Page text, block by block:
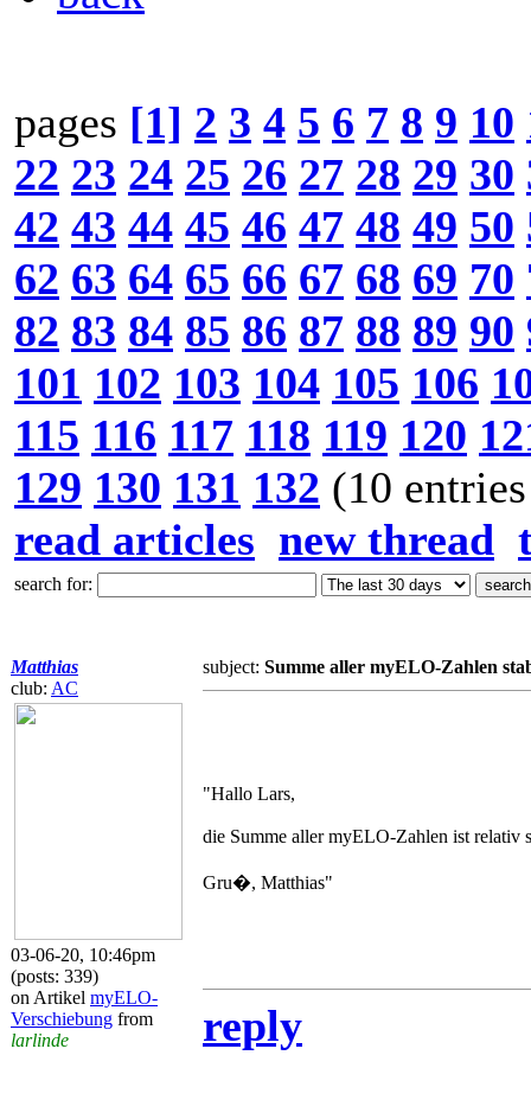
pages [1] 2 3 4 5 6 7 8 9 10
22 23 24 25 26 27 28 29 30
42 43 44 45 46 47 48 49 50
62 63 64 65 66 67 68 69 70
82 83 84 85 86 87 88 89 90
101 102 103 104 105 106
115 116 117 118 119 120
129 130 131 132 (10
read articles new thread
search for:
Matthias
club: AC
03-06-20, 10:46pm
(posts: 339)
on Artikel myELO-
Verschiebung from
larlinde
subject: Summe aller myELO-Zahlen
"Hallo Lars,
die Summe aller myELO-Zahlen ist relativ
Gru�, Matthias"
reply